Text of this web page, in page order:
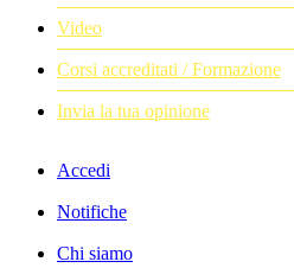
Video
Corsi accreditati / Formazione
Invia la tua opinione
Accedi
Notifiche
Chi siamo